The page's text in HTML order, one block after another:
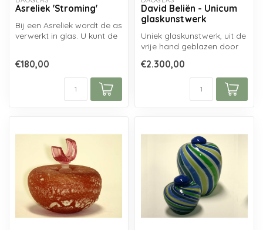
Asreliek 'Stroming'
Bij een Asreliek wordt de as
verwerkt in glas. U kunt de
€180,00
David Beliën - Unicum
glaskunstwerk
Uniek glaskunstwerk, uit de
vrije hand geblazen door
Beliën...
€2.300,00